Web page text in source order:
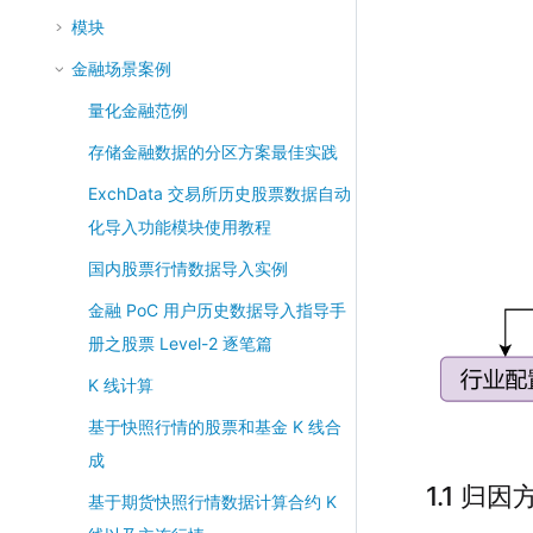
模块
金融场景案例
量化金融范例
存储金融数据的分区方案最佳实践
ExchData 交易所历史股票数据自动
化导入功能模块使用教程
国内股票行情数据导入实例
金融 PoC 用户历史数据导入指导手
册之股票 Level-2 逐笔篇
K 线计算
基于快照行情的股票和基金 K 线合
成
基于期货快照行情数据计算合约 K
1.1 归因